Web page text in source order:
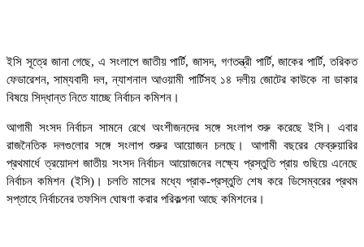
ইসি সূত্রে জানা গেছে, এ সংলাপে জাতীয় পার্টি, জাসদ, গণতন্ত্রী পার্টি, জাকের পার্টি, তরিকত
ফেডারেশন, সাম্যবাদী দল, ন্যাশনাল আওয়ামী পার্টিসহ ১৪ দলীয় জোটের কাউকে না ডাকার
বিষয়ে সিদ্ধান্ত নিতে যাচ্ছে নির্বাচন কমিশন।
আগামী সংসদ নির্বাচন সামনে রেখে অংশীজনদের সঙ্গে সংলাপ শুরু করেছে ইসি। এবার
রাজনৈতিক দলগুলোর সঙ্গে সংলাপ শুরুর আয়োজন চলছে। আগামী বছরের ফেব্রুয়ারির
প্রথমার্ধে ত্রয়োদশ জাতীয় সংসদ নির্বাচন আয়োজনের লক্ষ্যে প্রস্তুতি প্রায় গুছিয়ে এনেছে
নির্বাচন কমিশন (ইসি)। চলতি মাসের মধ্যে প্রাক-প্রস্তুতি শেষ করে ডিসেম্বরের প্রথম
সপ্তাহে নির্বাচনের তফসিল ঘোষণা করার পরিকল্পনা আছে কমিশনের।